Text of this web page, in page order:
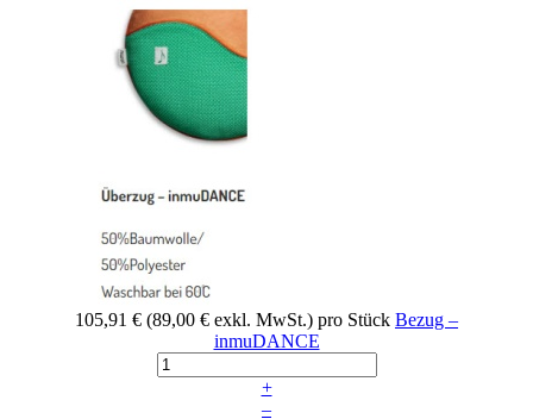
105,91 € (89,00 € exkl. MwSt.) pro Stück Bezug –
inmuDANCE
+
–